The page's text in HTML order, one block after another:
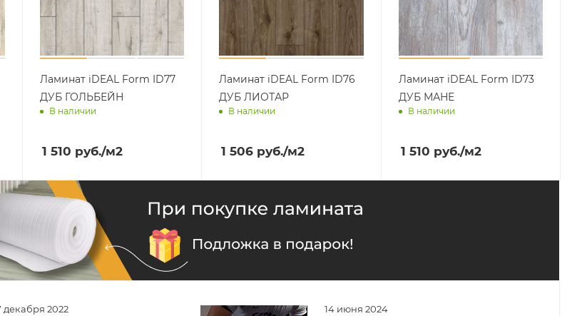
Ламинат iDEAL Form ID77
ДУБ ГОЛЬБЕЙН
В наличии
1 510 руб./м2
Ламинат iDEAL Form ID76
ДУБ ЛИОТАР
В наличии
1 506 руб./м2
Ламинат iDEAL Form ID73
ДУБ МАНЕ
В наличии
1 510 руб./м2
декабря 2022 14 июня 2024